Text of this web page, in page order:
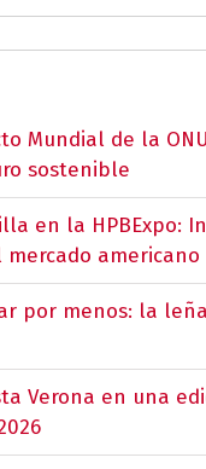
Mundial de la
sostenible
en la HPBExpo:
americano
por menos: la
Verona en una